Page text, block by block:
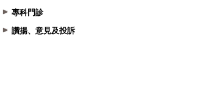
專科門診
讚揚、意見及投訴